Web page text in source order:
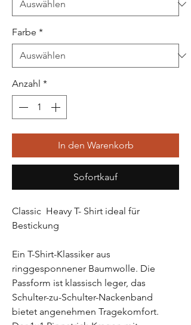
Farbe *
Anzahl *
In den Warenkorb
Sofortkauf
Classic Heavy T- Shirt ideal für
Bestickung
Ein T-Shirt-Klassiker aus
ringgesponnener Baumwolle. Die
Passform ist klassisch leger, das
Schulter-zu-Schulter-Nackenband
bietet angenehmen Tragekomfort.